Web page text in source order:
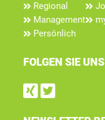
Regional
Management
Persönlich
FOLGEN SIE UNS
Find us
Follow